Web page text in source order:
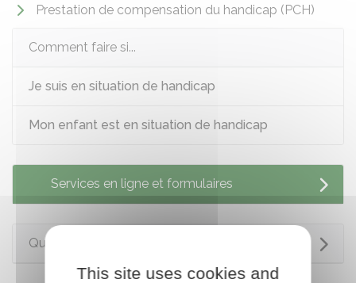
Prestation de compensation du handicap (PCH)
Comment faire si...
Je suis en situation de handicap
Mon enfant est en situation de handicap
Services en ligne et formulaires
Questions ? Réponses !
This site uses cookies and